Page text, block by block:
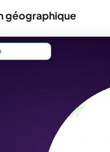
géographique